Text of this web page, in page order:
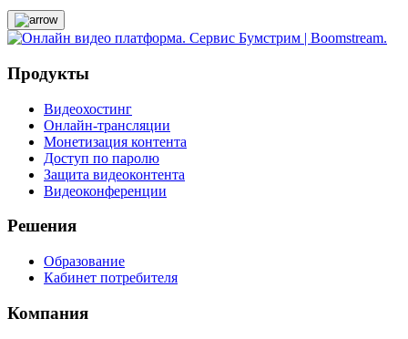
Продукты
Видеохостинг
Онлайн-трансляции
Монетизация контента
Доступ по паролю
Защита видеоконтента
Видеоконференции
Решения
Образование
Кабинет потребителя
Компания